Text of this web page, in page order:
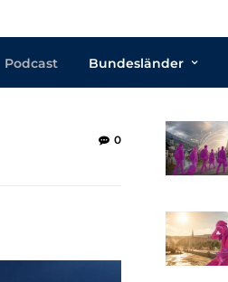
Podcast Bundesländer
0